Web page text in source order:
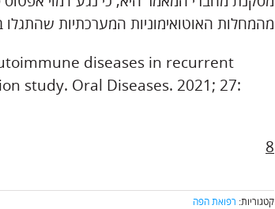
מהמחלות האוטואימוניות המערכתיות
diseases in recurrent
study. Oral Diseases. 2021; 27:
8
קטגוריות: רפואת הפה